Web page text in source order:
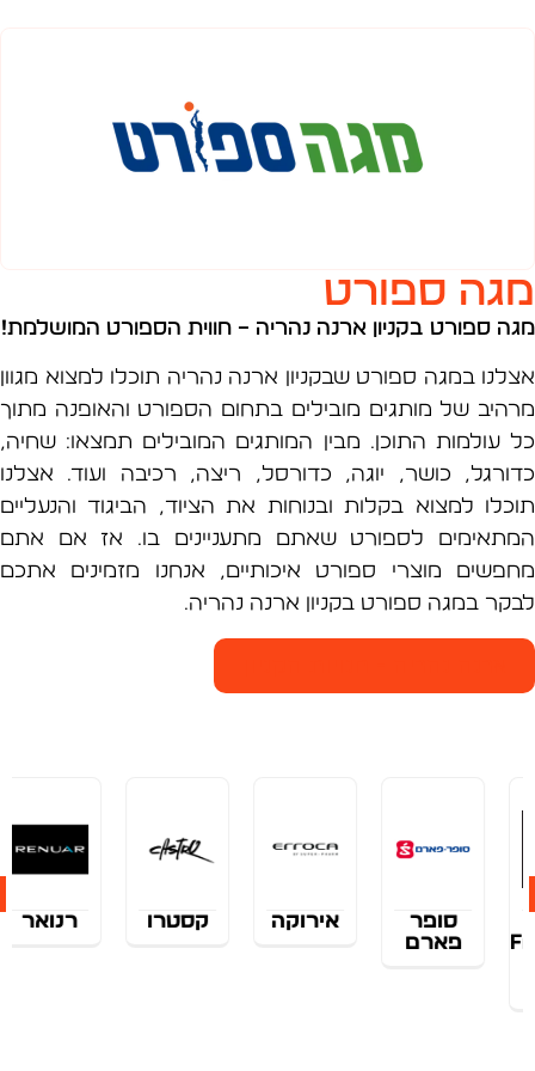
ספורט
ספורטבקניון ארנה נהריה –חווית הספורט המושלמת!
במגה ספורט שבקניון ארנה נהריה תוכלו למצוא מגוון
של מותגים מובילים בתחום הספורט והאופנה מתוך
התוכן. מבין המותגים המובילים תמצאו: שחיה,
כושר, יוגה, כדורסל, ריצה, רכיבה ועוד. אצלנו
למצוא בקלות ובנוחות את הציוד, הביגוד והנעליים
לספורט שאתם מתעניינים בו. אז אם אתם
מוצרי ספורט איכותיים, אנחנו מזמינים אתכם
במגה ספורט בקניון ארנה נהריה.
אירוקה קסטרו רנואר